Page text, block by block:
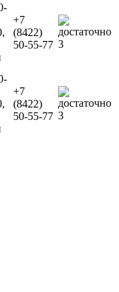
+7
(8422)
50-55-77 3
+7
(8422)
50-55-77 3